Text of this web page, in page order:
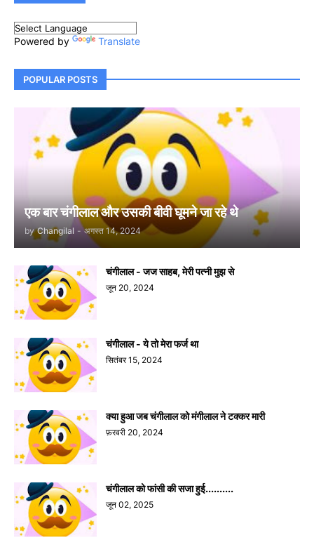
Powered by Translate
POPULAR POSTS
एक बार चंगीलाल और उसकी बीवी घूमने जा रहे थे
by Changilal - अगस्त 14, 2024
चंगीलाल - जज साहब, मेरी पत्नी मुझ से
जून 20, 2024
चंगीलाल - ये तो मेरा फर्ज था
सितंबर 15, 2024
क्या हुआ जब चंगीलाल को मंगीलाल ने टक्कर मारी
फ़रवरी 20, 2024
चंगीलाल को फांसी की सजा हुई..........
जून 02, 2025